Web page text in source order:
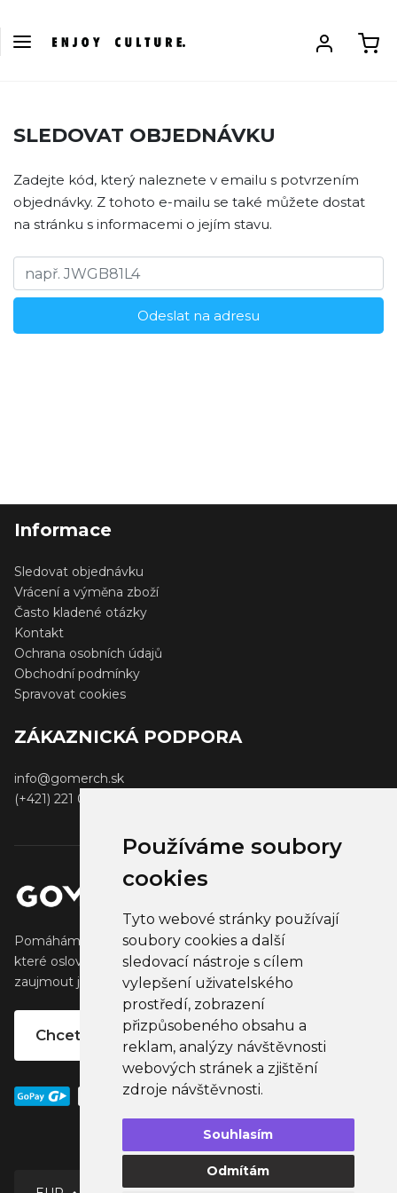
Používáme soubory
cookies
Tyto webové stránky používají
soubory cookies a další
sledovací nástroje s cílem
vylepšení uživatelského
prostředí, zobrazení
přizpůsobeného obsahu a
reklam, analýzy návštěvnosti
webových stránek a zjištění
zdroje návštěvnosti.
Souhlasím
Odmítám
SLEDOVAT OBJEDNÁVKU
Zadejte kód, který naleznete v emailu s potvrzením
objednávky. Z tohoto e-mailu se také můžete dostat
na stránku s informacemi o jejím stavu.
Odeslat na adresu
Informace
Sledovat objednávku
Vrácení a výměna zboží
Často kladené otázky
Kontakt
Ochrana osobních údajů
Obchodní podmínky
Spravovat cookies
ZÁKAZNICKÁ PODPORA
info@gomerch.sk
(+421) 221 001 000
Pomáháme tvůrcům vytvářet a prodávat populární zboží,
které oslovuje jejich fanoušky. Pomáháme firmám
zaujmout jejich klienty, partnery a zaměstnance.
Chcete vlastní merchandise?